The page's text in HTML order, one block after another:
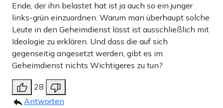
Ende, der ihn belastet hat ist ja auch so ein junger
links-grün einzuordnen. Warum man überhaupt solche
Leute in den Geheimdienst lässt ist ausschließlich mit
Ideologie zu erklären. Und dass die auf sich
gegenseitig angesetzt werden, gibt es im
Geheimdienst nichts Wichtigeres zu tun?
28
Antworten